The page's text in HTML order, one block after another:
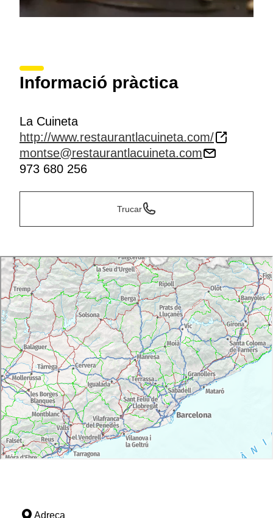
Informació pràctica
La Cuineta
http://www.restaurantlacuineta.com/
montse@restaurantlacuineta.com
973 680 256
Trucar
Adreça